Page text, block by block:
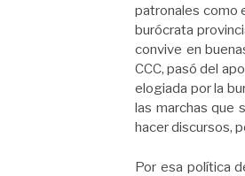
patronales como
burócrata
convive en
CCC, pasó del
elogiada por la
las marchas que
hacer discursos,
Por esa política